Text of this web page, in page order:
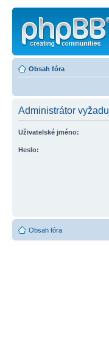
Obsah fóra
Administrátor
Uživatelské jméno:
Heslo:
Obsah fóra